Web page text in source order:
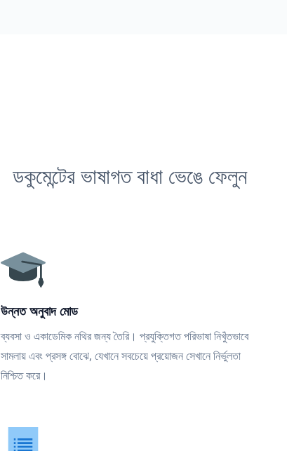
ডকুমেন্টের ভাষাগত বাধা ভেঙে ফেলুন
উন্নত অনুবাদ মোড
ব্যবসা ও একাডেমিক নথির জন্য তৈরি। প্রযুক্তিগত পরিভাষা নিখুঁতভাবে
সামলায় এবং প্রসঙ্গ বোঝে, যেখানে সবচেয়ে প্রয়োজন সেখানে নির্ভুলতা
নিশ্চিত করে।